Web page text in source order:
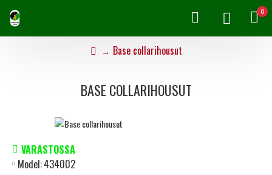
0
Base collarihousut
BASE COLLARIHOUSUT
VARASTOSSA
Model:434002